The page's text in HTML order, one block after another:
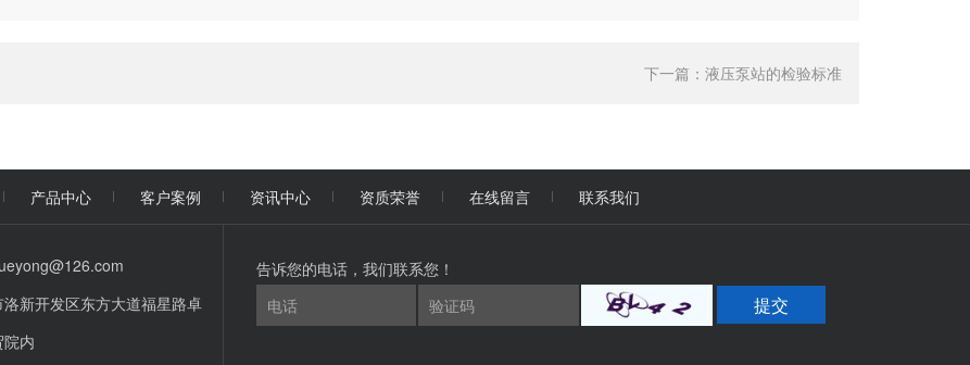
下一篇： 液压泵站的检验标准
产品中心 客户案例 资讯中心 资质荣誉 在线留言 联系我们
洛新开发区东方大道福星路卓
院内
告诉您的电话，我们联系您！
提交